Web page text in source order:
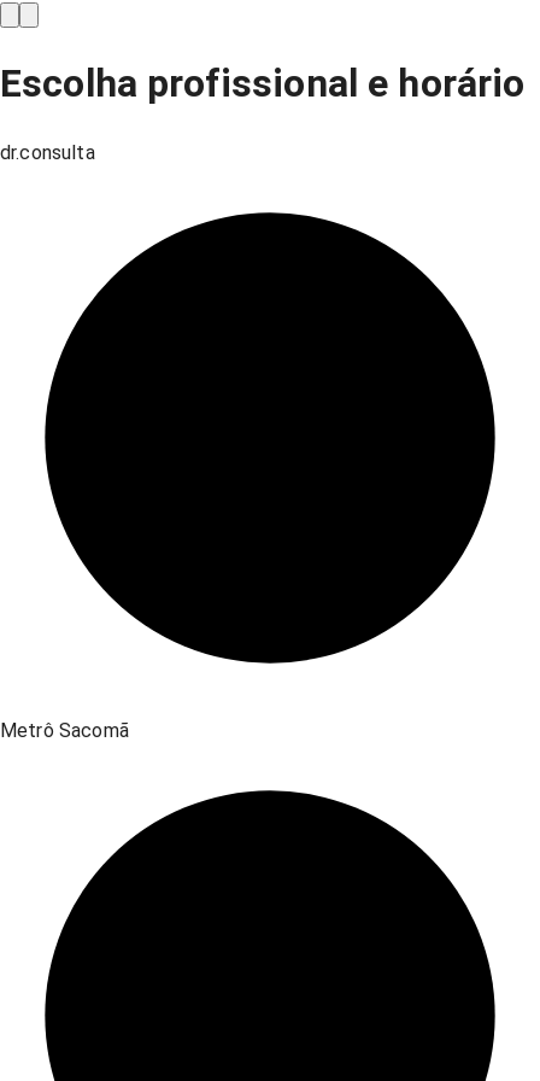
Escolha profissional e horário
dr.consulta
Metrô Sacomã